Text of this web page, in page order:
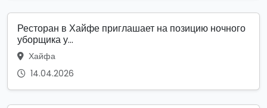
Ресторан в Хайфе приглашает на позицию ночного
уборщика у...
Хайфа
14.04.2026